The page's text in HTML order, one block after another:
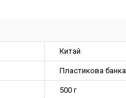
Китай
Пластикова банка
500 г